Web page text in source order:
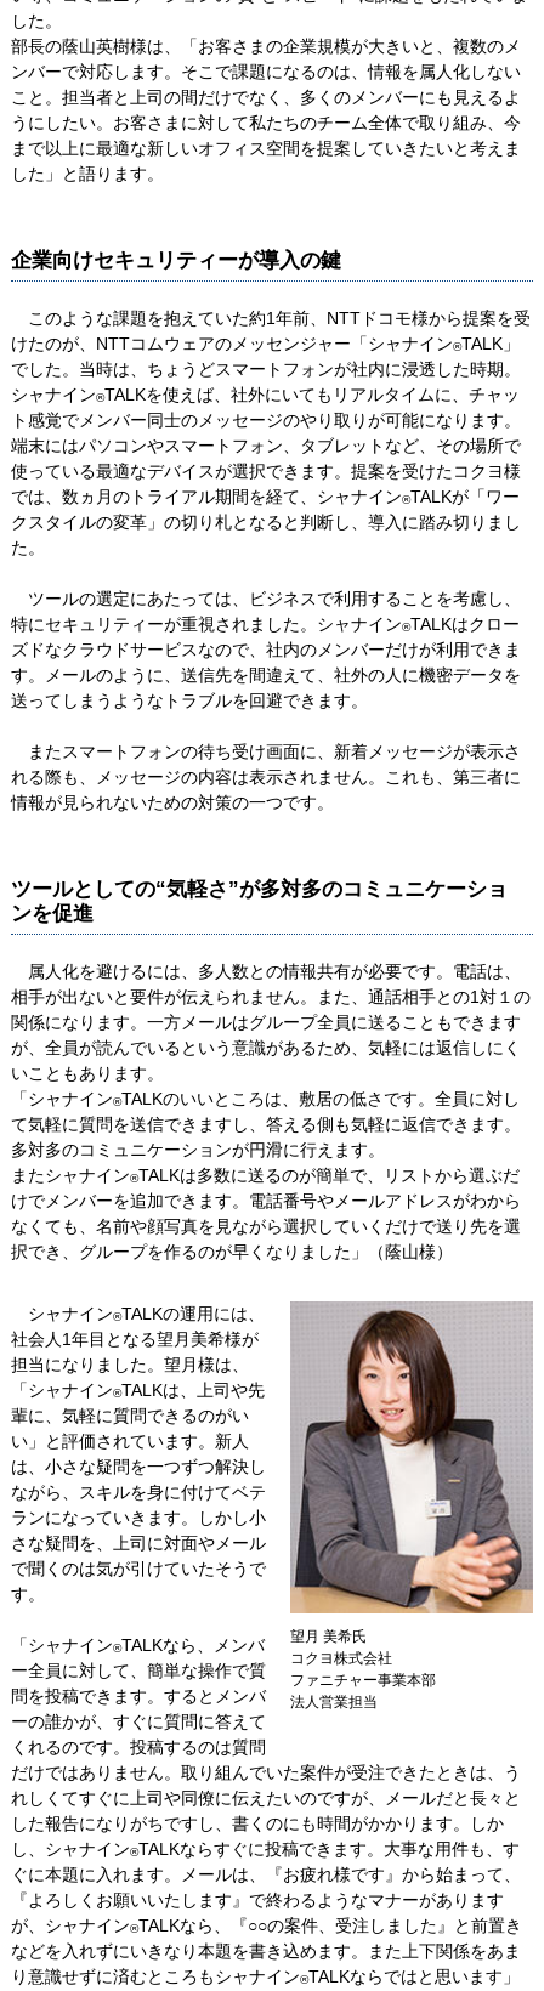
した。
部長の蔭山英樹様は、「お客さまの企業規模が大きいと、複数のメ
ンバーで対応します。そこで課題になるのは、情報を属人化しない
こと。担当者と上司の間だけでなく、多くのメンバーにも見えるよ
うにしたい。お客さまに対して私たちのチーム全体で取り組み、今
まで以上に最適な新しいオフィス空間を提案していきたいと考えま
した」と語ります。
企業向けセキュリティーが導入の鍵
このような課題を抱えていた約1年前、NTTドコモ様から提案を受
けたのが、NTTコムウェアのメッセンジャー「シャナイン®TALK」
でした。当時は、ちょうどスマートフォンが社内に浸透した時期。
シャナイン®TALKを使えば、社外にいてもリアルタイムに、チャッ
ト感覚でメンバー同士のメッセージのやり取りが可能になります。
端末にはパソコンやスマートフォン、タブレットなど、その場所で
使っている最適なデバイスが選択できます。提案を受けたコクヨ様
では、数ヵ月のトライアル期間を経て、シャナイン®TALKが「ワー
クスタイルの変革」の切り札となると判断し、導入に踏み切りまし
た。
ツールの選定にあたっては、ビジネスで利用することを考慮し、
特にセキュリティーが重視されました。シャナイン®TALKはクロー
ズドなクラウドサービスなので、社内のメンバーだけが利用できま
す。メールのように、送信先を間違えて、社外の人に機密データを
送ってしまうようなトラブルを回避できます。
またスマートフォンの待ち受け画面に、新着メッセージが表示さ
れる際も、メッセージの内容は表示されません。これも、第三者に
情報が見られないための対策の一つです。
ツールとしての“気軽さ”が多対多のコミュニケーショ
ンを促進
属人化を避けるには、多人数との情報共有が必要です。電話は、
相手が出ないと要件が伝えられません。また、通話相手との1対１の
関係になります。一方メールはグループ全員に送ることもできます
が、全員が読んでいるという意識があるため、気軽には返信しにく
いこともあります。
「シャナイン®TALKのいいところは、敷居の低さです。全員に対し
て気軽に質問を送信できますし、答える側も気軽に返信できます。
多対多のコミュニケーションが円滑に行えます。
またシャナイン®TALKは多数に送るのが簡単で、リストから選ぶだ
けでメンバーを追加できます。電話番号やメールアドレスがわから
なくても、名前や顔写真を見ながら選択していくだけで送り先を選
択でき、グループを作るのが早くなりました」（蔭山様）
望月 美希氏
コクヨ株式会社
ファニチャー事業本部
法人営業担当
シャナイン®TALKの運用には、
社会人1年目となる望月美希様が
担当になりました。望月様は、
「シャナイン®TALKは、上司や先
輩に、気軽に質問できるのがい
い」と評価されています。新人
は、小さな疑問を一つずつ解決し
ながら、スキルを身に付けてベテ
ランになっていきます。しかし小
さな疑問を、上司に対面やメール
で聞くのは気が引けていたそうで
す。
「シャナイン®TALKなら、メンバ
ー全員に対して、簡単な操作で質
問を投稿できます。するとメンバ
ーの誰かが、すぐに質問に答えて
くれるのです。投稿するのは質問
だけではありません。取り組んでいた案件が受注できたときは、う
れしくてすぐに上司や同僚に伝えたいのですが、メールだと長々と
した報告になりがちですし、書くのにも時間がかかります。しか
し、シャナイン®TALKならすぐに投稿できます。大事な用件も、す
ぐに本題に入れます。メールは、『お疲れ様です』から始まって、
『よろしくお願いいたします』で終わるようなマナーがあります
が、シャナイン®TALKなら、『○○の案件、受注しました』と前置き
などを入れずにいきなり本題を書き込めます。また上下関係をあま
り意識せずに済むところもシャナイン®TALKならではと思います」